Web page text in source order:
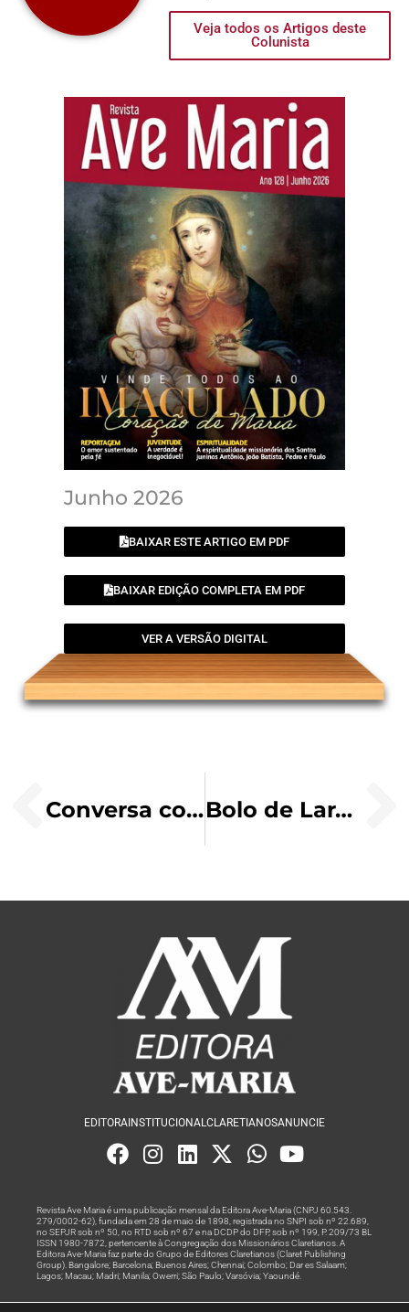
Veja todos os Artigos deste
Colunista
Junho 2026
BAIXAR ESTE ARTIGO EM PDF
BAIXAR EDIÇÃO COMPLETA EM PDF
VER A VERSÃO DIGITAL
Conversa com Nossa Senhora diante do Santíssimo Sacramento Bolo de Laranja & Bolo de Chocolate de Liquidificador
EDITORA INSTITUCIONALCLARETIANOSANUNCIE
Revista Ave Maria é uma publicação mensal da Editora Ave-Maria (CNPJ 60.543.
279/0002-62), fundada em 28 de maio de 1898, registrada no SNPI sob nº 22.689,
no SEPJR sob nº 50, no RTD sob nº 67 e na DCDP do DFP, sob nº 199, P. 209/73 BL
ISSN 1980-7872, pertencente à Congregação dos Missionários Claretianos. A
Editora Ave-Maria faz parte do Grupo de Editores Claretianos (Claret Publishing
Group). Bangalore; Barcelona; Buenos Aires; Chennai; Colombo; Dar es Salaam;
Lagos; Macau; Madri; Manila; Owerri; São Paulo; Varsóvia; Yaoundé.